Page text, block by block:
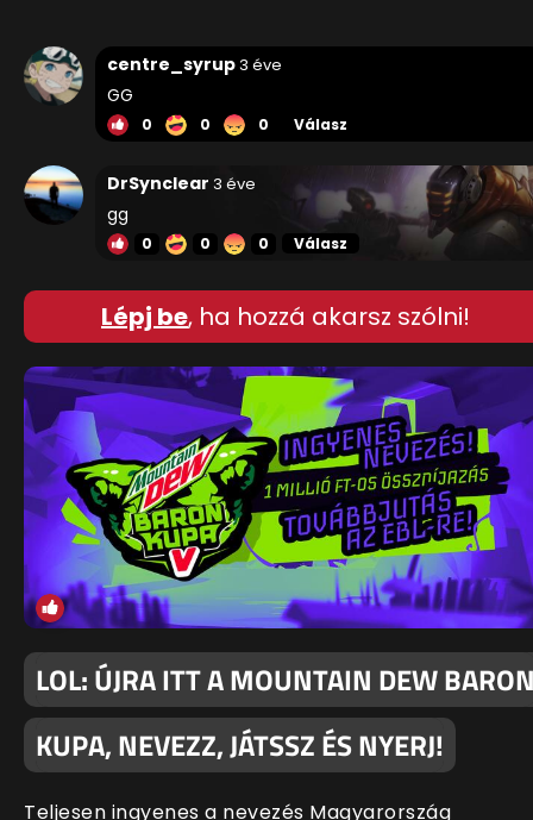
centre_syrup3 éve
GG
0 0 0 Válasz
DrSynclear 3 éve
gg
0 0 0 Válasz
Lépj be, ha hozzá akarsz szólni!
LOL: ÚJRA ITT A MOUNTAIN DEW
KUPA, NEVEZZ, JÁTSSZ ÉS NYERJ!
Teljesen ingyenes a nevezés Magyarország